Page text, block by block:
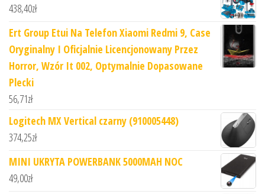
438,40zł
Ert Group Etui Na Telefon Xiaomi Redmi 9, Case
Oryginalny I Oficjalnie Licencjonowany Przez
Horror, Wzór It 002, Optymalnie Dopasowane
Plecki
56,71zł
Logitech MX Vertical czarny (910005448)
374,25zł
MINI UKRYTA POWERBANK 5000MAH NOC
49,00zł